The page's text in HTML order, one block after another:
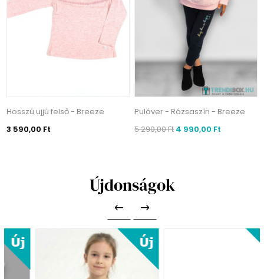
Hosszú ujjú felső - Breeze
3 590,00 Ft
Pulóver - Rózsaszín - Breeze
5 290,00 Ft4 990,00 Ft
Újdonságok